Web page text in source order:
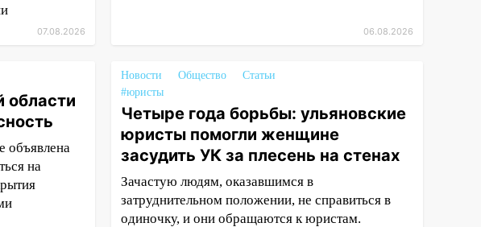
07.08.2026 06.08.2026
области
объявлена
на
Новости Общество
Статьи
#юристы
Четыре года борьбы: ульяновские
юристы помогли женщине
засудить УК за плесень на стенах
Зачастую людям, оказавшимся в
затруднительном положении, не справиться в
одиночку, и они обращаются к юристам.